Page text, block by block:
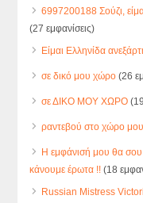
6997200188 Σούζι,
(27 εμφανίσεις)
Είμαι Ελληνίδα
σε δικό μου χώρο (26
σε ΔΙΚΟ ΜΟΥ ΧΩΡΟ
ραντεβού στο χώρο
Η εμφάνισή μου θα σου
κάνουμε έρωτα !! (18
Russian Mistress